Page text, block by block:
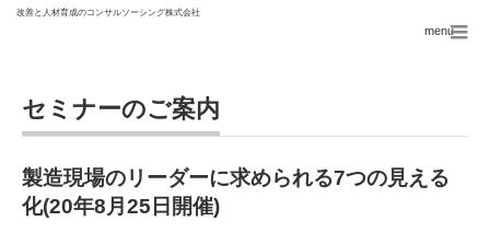
menu
セミナーのご案内
製造現場のリーダーに求められる7つの見える
化(20年8月25日開催)